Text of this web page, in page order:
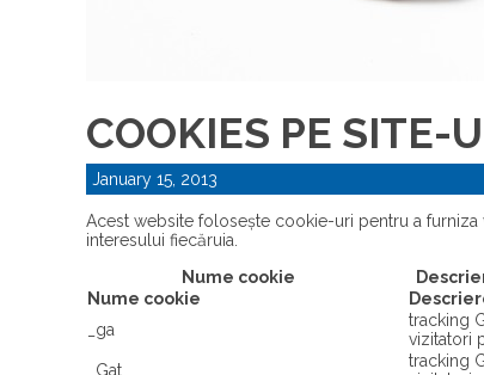
COOKIES PE SITE-
January 15, 2013
Acest website folosește cookie-uri pentru a
interesului fiecăruia.
Nume cookie
Nume cookie
_ga
tracking
vizitatori
_Gat
tracking